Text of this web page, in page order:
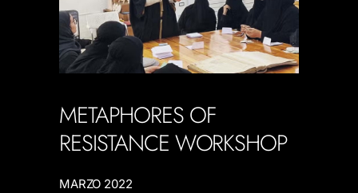
METAPHORES OF
RESISTANCE WORKSHOP
MARZO 2022